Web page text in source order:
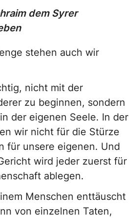
dem Syrer
stehen auch wir
nicht mit der
zu beginnen, sondern
der eigenen Seele. In der
wir nicht für die Stürze
für unsere eigenen. Und
wird jeder zuerst für
ablegen.
Menschen enttäuscht
von einzelnen Taten,